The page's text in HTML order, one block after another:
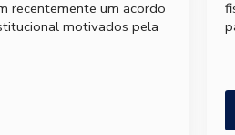
recentemente um acordo
motivados pela